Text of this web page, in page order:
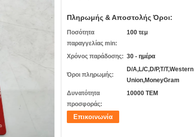
Πληρωμής & Αποστολής Όροι:
Ποσότητα
παραγγελίας min:
100 τεμ
Χρόνος παράδοσης: 30 - ημέρα
Όροι πληρωμής:
D/A,L/C,D/P,T/T,Western
Union,MoneyGram
Δυνατότητα
προσφοράς:
10000 ΤΕΜ
Επικοινωνία